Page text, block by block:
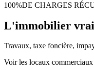
100%DE CHARGES
L'immobilier
Travaux, taxe foncière,
Voir les locaux commerciaux